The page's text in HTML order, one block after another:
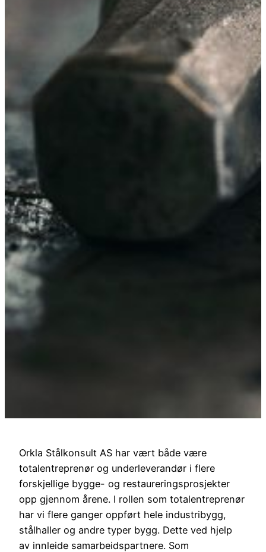
Orkla Stålkonsult AS har vært både være
totalentreprenør og underleverandør i flere
forskjellige bygge- og restaureringsprosjekter
opp gjennom årene. I rollen som totalentreprenør
har vi flere ganger oppført hele industribygg,
stålhaller og andre typer bygg. Dette ved hjelp
av innleide samarbeidspartnere. Som